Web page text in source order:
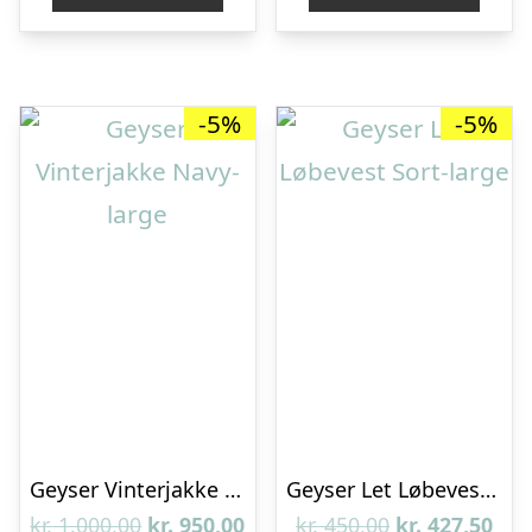
kr. 500,00.kr. 475,00.
kr. 500,00.kr.
-5%
Geyser Vinterjakke Navy-large
kr.1.000,00 Den
kr. 950,00Den
-5%
Geyser Let Løbevest Sort-large
kr.450,00 Den
kr. 427,50Den